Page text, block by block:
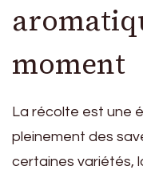
moment
La récolte est une
pleinement des
certaines variétés,